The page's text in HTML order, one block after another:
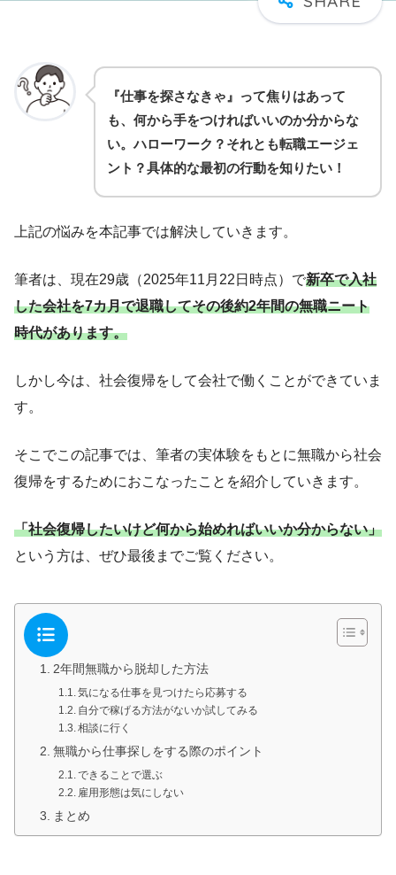
『仕事を探さなきゃ』って焦りはあって
も、何から手をつければいいのか分からな
い。ハローワーク？それとも転職エージェ
ント？具体的な最初の行動を知りたい！
上記の悩みを本記事では解決していきます。
筆者は、現在29歳（2025年11月22日時点）で新卒で入社
した会社を7カ月で退職してその後約2年間の無職ニート
時代があります。
しかし今は、社会復帰をして会社で働くことができていま
す。
そこでこの記事では、筆者の実体験をもとに無職から社会
復帰をするためにおこなったことを紹介していきます。
「社会復帰したいけど何から始めればいいか分からない」
という方は、ぜひ最後までご覧ください。
2年間無職から脱却した方法
気になる仕事を見つけたら応募する
自分で稼げる方法がないか試してみる
相談に行く
無職から仕事探しをする際のポイント
できることで選ぶ
雇用形態は気にしない
まとめ